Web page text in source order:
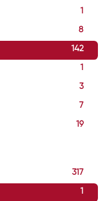
1
8
142
1
3
7
19
317
1